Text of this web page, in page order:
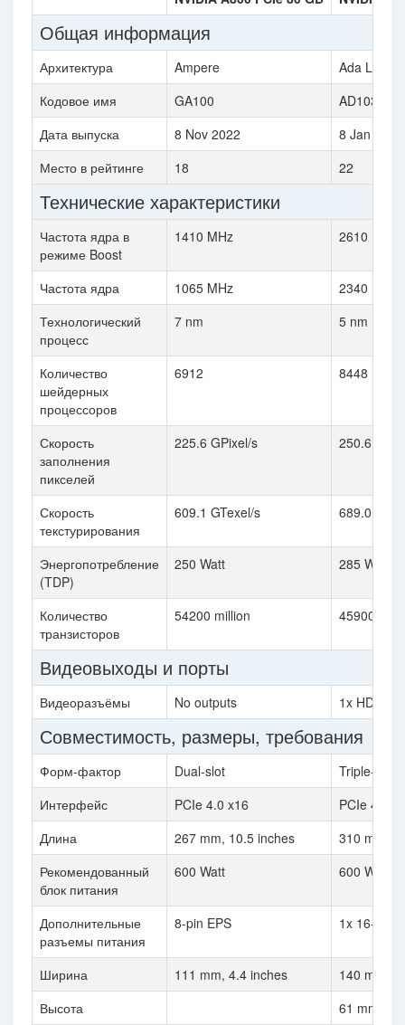
Общая информация
Архитектура Ampere
Ada
Кодовое имя
GA100
AD103
Дата выпуска
8 Nov 2022
8 Jan 2024
Место в рейтинге
18 22
Технические характеристики
Частота ядра в
режиме Boost
1410 MHz 2610 MHz
Частота ядра 1065 MHz
2340 MHz
Технологический
процесс
7 nm 5 nm
Количество
шейдерных
процессоров
6912 8448
Скорость
заполнения
пикселей
225.6 GPixel/s 250.6
Скорость
текстурирования
609.1 GTexel/s 689.0
Энергопотребление
(TDP)
250 Watt 285 Watt
Количество
транзисторов
54200 million 45900
Видеовыходы и порты
Видеоразъёмы No outputs 1x HDMI
Совместимость, размеры, требования
Форм-фактор Dual-slot
Triple-slot
Интерфейс
PCIe 4.0 x16
PCIe 4.0
Длина
267 mm, 10.5 inches
310 mm,
Рекомендованный
блок питания
600 Watt 600 Watt
Дополнительные
разъемы питания
8-pin EPS 1x 16-pin
Ширина 111 mm, 4.4 inches
140 mm,
Высота
61 mm,